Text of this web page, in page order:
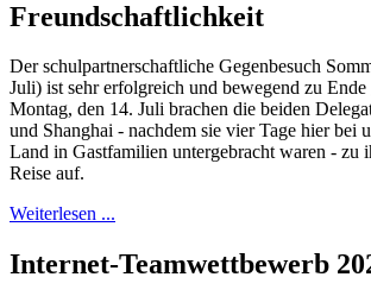
Freundschaftlichkeit
Der schulpartnerschaftliche Gegenbesuch
Juli) ist sehr erfolgreich und bewegend zu
Montag, den 14. Juli brachen die beiden
und Shanghai - nachdem sie vier Tage hier bei
Land in Gastfamilien untergebracht waren - zu
Reise auf.
Weiterlesen ...
Internet-Teamwettbewerb